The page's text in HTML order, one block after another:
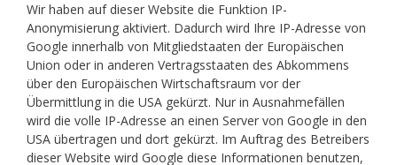
Wir haben auf dieser Website die Funktion IP-
Anonymisierung aktiviert. Dadurch wird Ihre IP-Adresse von
Google innerhalb von Mitgliedstaaten der Europäischen
Union oder in anderen Vertragsstaaten des Abkommens
über den Europäischen Wirtschaftsraum vor der
Übermittlung in die USA gekürzt. Nur in Ausnahmefällen
wird die volle IP-Adresse an einen Server von Google in den
USA übertragen und dort gekürzt. Im Auftrag des Betreibers
dieser Website wird Google diese Informationen benutzen,